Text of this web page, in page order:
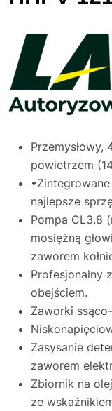
Przemysłowy,
powietrzem
najlepsze
Pompa CL3.8
mosiężną
zaworem
Profesjonalny
obejściem.
Zaworki
Zasysanie
zaworem
Zbiornik na
ze